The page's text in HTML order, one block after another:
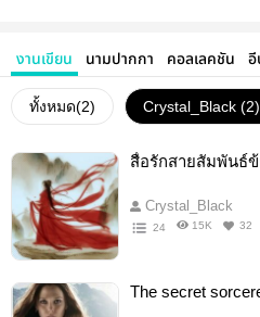
งานเขียน นามปากกา คอลเลคชัน
ทั้งหมด(2) Crystal_Black (2)
สื่อรักสายสัมพันธ์
Crystal_Black
24 15K 32
The secret